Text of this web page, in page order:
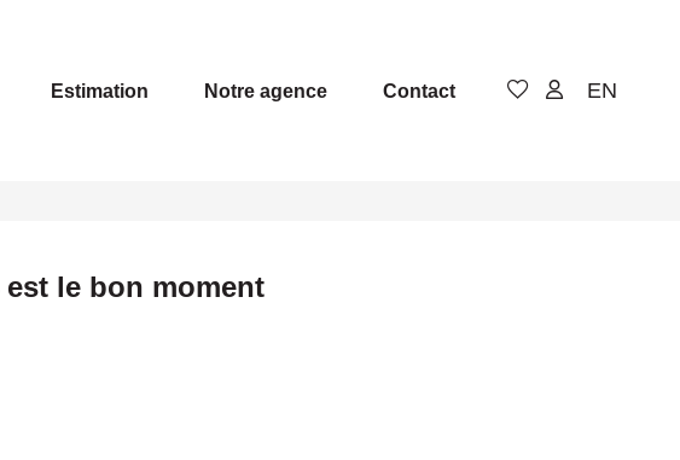
Estimation Notre agence Contact EN
est le bon moment